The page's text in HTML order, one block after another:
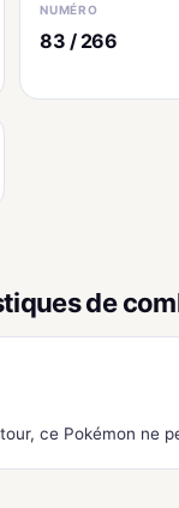
NUMÉRO
83 / 266
de
ce Pokémon ne